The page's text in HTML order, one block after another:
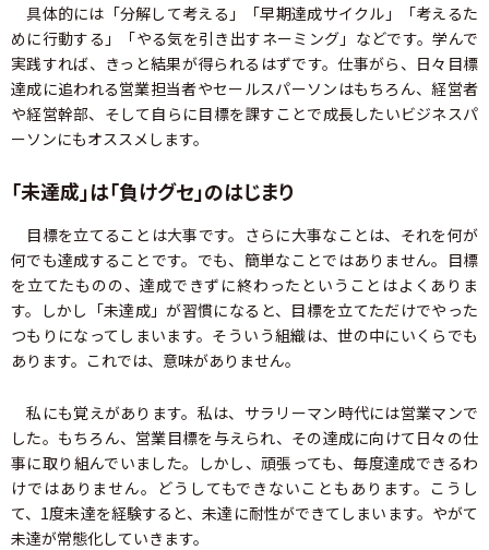
具体的には「分解して考える」「早期達成サイクル」「考えるた
めに行動する」「やる気を引き出すネーミング」などです。学んで
実践すれば、きっと結果が得られるはずです。仕事がら、日々目標
達成に追われる営業担当者やセールスパーソンはもちろん、経営者
や経営幹部、そして自らに目標を課すことで成長したいビジネスパ
ーソンにもオススメします。
「未達成」は「負けグセ」のはじまり
目標を立てることは大事です。さらに大事なことは、それを何が
何でも達成することです。でも、簡単なことではありません。目標
を立てたものの、達成できずに終わったということはよくありま
す。しかし「未達成」が習慣になると、目標を立てただけでやった
つもりになってしまいます。そういう組織は、世の中にいくらでも
あります。これでは、意味がありません。
私にも覚えがあります。私は、サラリーマン時代には営業マンで
した。もちろん、営業目標を与えられ、その達成に向けて日々の仕
事に取り組んでいました。しかし、頑張っても、毎度達成できるわ
けではありません。どうしてもできないこともあります。こうし
て、1度未達を経験すると、未達に耐性ができてしまいます。やがて
未達が常態化していきます。